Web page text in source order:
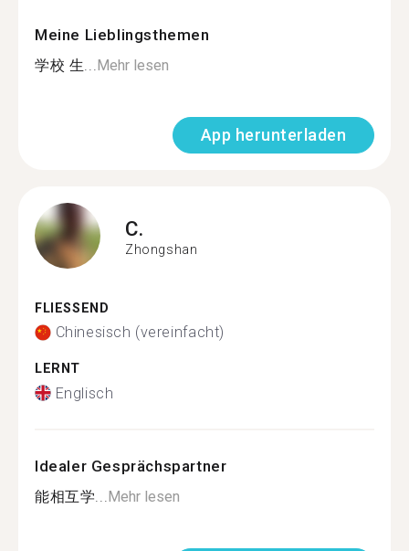
Meine Lieblingsthemen
学校 生... Mehr lesen
App herunterladen
C.
Zhongshan
FLIESSEND
Chinesisch (vereinfacht)
LERNT
Englisch
Idealer Gesprächspartner
能相互学... Mehr lesen